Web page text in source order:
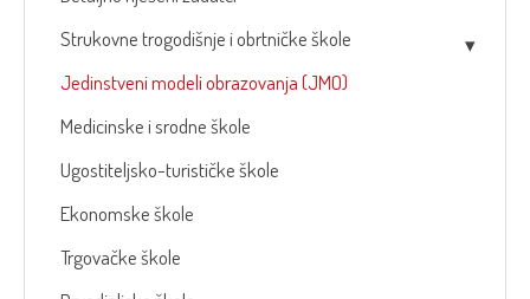
Strukovne trogodišnje i obrtničke škole
Jedinstveni modeli obrazovanja (JMO)
Medicinske i srodne škole
Ugostiteljsko-turističke škole
Ekonomske škole
Trgovačke škole